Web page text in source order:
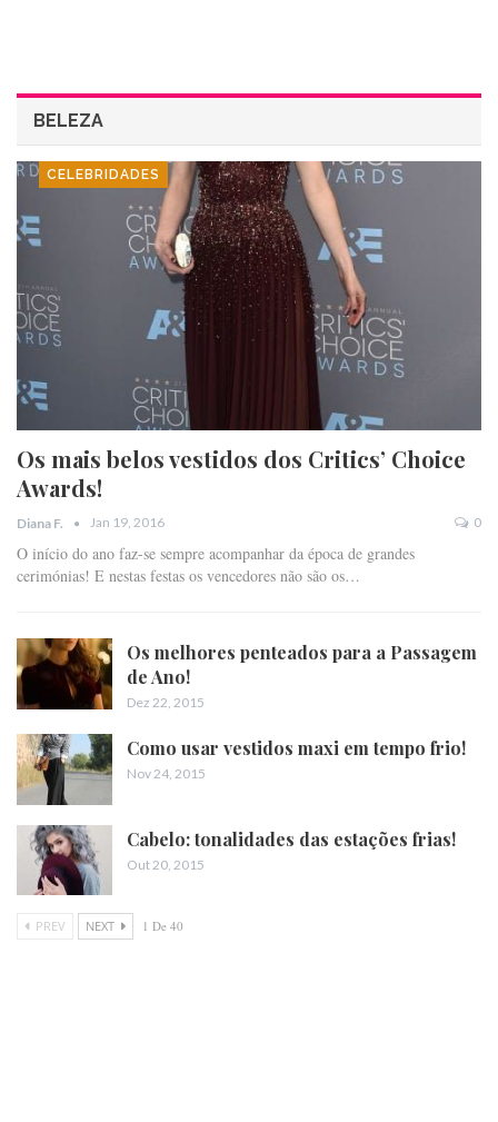
BELEZA
CELEBRIDADES
Os mais belos vestidos dos Critics’ Choice
Awards!
Diana F. Jan 19, 2016 0
O início do ano faz-se sempre acompanhar da época de grandes
cerimónias! E nestas festas os vencedores não são os…
Os melhores penteados para a Passagem
de Ano!
Dez 22, 2015
Como usar vestidos maxi em tempo frio!
Nov 24, 2015
Cabelo: tonalidades das estações frias!
Out 20, 2015
PREV NEXT 1 De 40